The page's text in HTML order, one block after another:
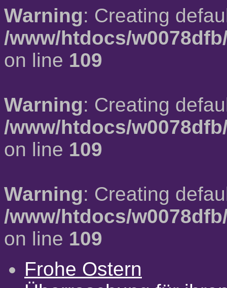
Warning: Creating
/www/htdocs/
on line 109
Warning: Creating
/www/htdocs/
on line 109
Warning: Creating
/www/htdocs/
on line 109
Frohe Ostern